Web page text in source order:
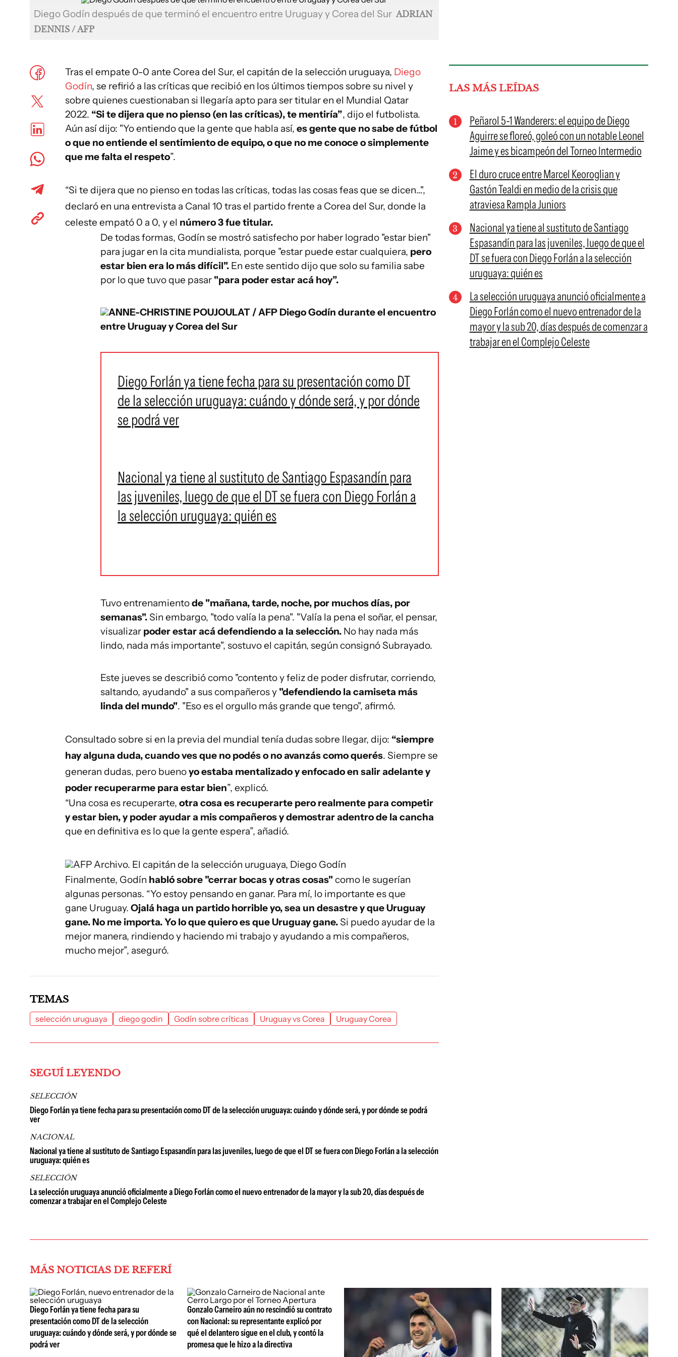
Diego Godín después de que terminó el encuentro entre Uruguay y Corea del Sur ADRIAN
DENNIS / AFP
Tras el empate 0-0 ante Corea del Sur, el capitán de la selección uruguaya, Diego
Godín, se refirió a las críticas que recibió en los últimos tiempos sobre su nivel y
sobre quienes cuestionaban si llegaría apto para ser titular en el Mundial Qatar
2022. “Si te dijera que no pienso (en las críticas), te mentiría”, dijo el futbolista.
Aún así dijo: "Yo entiendo que la gente que habla así, es gente que no sabe de fútbol
o que no entiende el sentimiento de equipo, o que no me conoce o simplemente
que me falta el respeto”.
“Si te dijera que no pienso en todas las críticas, todas las cosas feas que se dicen…",
declaró en una entrevista a Canal 10 trasel partido frente a Corea del Sur, donde la
celeste empató 0 a 0, y el número 3 fue titular.
De todas formas, Godín se mostró satisfecho por haber logrado "estar bien"
para jugar en la cita mundialista, porque "estar puede estar cualquiera, pero
estar bien era lo más difícil". En este sentido dijo que solo su familia sabe
por lo que tuvo que pasar "para poder estar acá hoy”.
ANNE-CHRISTINE POUJOULAT / AFP Diego Godín durante el encuentro
entre Uruguay y Corea del Sur
Diego Forlán ya tiene fecha para su presentación como DT
de la selección uruguaya: cuándo y dónde será, y por dónde
se podrá ver
Nacional ya tiene al sustituto de Santiago Espasandín para
las juveniles, luego de que el DT se fuera con Diego Forlán a
la selección uruguaya: quién es
Tuvo entrenamientode "mañana, tarde, noche, por muchos días, por
semanas". Sin embargo, "todo valía la pena". "Valía la pena el soñar, el pensar,
visualizar poder estar acá defendiendo a la selección. No hay nada más
lindo, nada más importante", sostuvo el capitán, según consignó Subrayado.
Este jueves se describió como "contento y feliz de poder disfrutar, corriendo,
saltando, ayudando" a sus compañeros y "defendiendo la camiseta más
linda del mundo". "Eso es el orgullo más grande que tengo", afirmó.
Consultado sobre si en la previa del mundial tenía dudas sobre llegar, dijo: “siempre
hay alguna duda, cuando ves que no podés o no avanzás como querés. Siempre se
generan dudas, pero buenoyo estaba mentalizado y enfocado en salir adelante y
poder recuperarme para estar bien”, explicó.
“Una cosa es recuperarte, otra cosa es recuperarte pero realmente para competir
y estar bien, y poder ayudar a mis compañeros y demostrar adentro de la cancha
que en definitiva es lo que la gente espera”, añadió.
AFPArchivo. El capitán de la selección uruguaya, Diego Godín
Finalmente, Godín habló sobre "cerrar bocas y otras cosas"como le sugerían
algunas personas. “Yo estoy pensando en ganar. Para mí, lo importante es que
gane Uruguay. Ojalá haga un partido horrible yo, sea un desastre y que Uruguay
gane. No me importa. Yo lo que quiero es que Uruguay gane. Si puedo ayudar de la
mejor manera, rindiendo y haciendo mi trabajo y ayudando a mis compañeros,
mucho mejor”, aseguró.
LAS MÁS LEÍDAS
Peñarol 5-1 Wanderers: el equipo de Diego
Aguirre se floreó, goleó con un notable Leonel
Jaime y es bicampeón del Torneo Intermedio
El duro cruce entre Marcel Keoroglian y
Gastón Tealdi en medio de la crisis que
atraviesa Rampla Juniors
Nacional ya tiene al sustituto de Santiago
Espasandín para las juveniles, luego de que el
DT se fuera con Diego Forlán a la selección
uruguaya: quién es
La selección uruguaya anunció oficialmente a
Diego Forlán como el nuevo entrenador de la
mayor y la sub 20, días después de comenzar a
trabajar en el Complejo Celeste
TEMAS
selección uruguaya diego godin Godín sobre críticas Uruguay vs Corea Uruguay Corea
SEGUÍ LEYENDO
SELECCIÓN
Diego Forlán ya tiene fecha para su presentación como DT de la selección uruguaya: cuándo y dónde será, y por dónde se podrá
ver
NACIONAL
Nacional ya tiene al sustituto de Santiago Espasandín para las juveniles, luego de que el DT se fuera con Diego Forlán a la selección
uruguaya: quién es
SELECCIÓN
La selección uruguaya anunció oficialmente a Diego Forlán como el nuevo entrenador de la mayor y la sub 20, días después de
comenzar a trabajar en el Complejo Celeste
MÁS NOTICIAS DE REFERÍ
Diego Forlán ya tiene fecha para su
presentación como DT de la selección
uruguaya: cuándo y dónde será, y por dónde se
podrá ver
Gonzalo Carneiro aún no rescindió su contrato
con Nacional: su representante explicó por
qué el delantero sigue en el club, y contó la
promesa que le hizo a la directiva